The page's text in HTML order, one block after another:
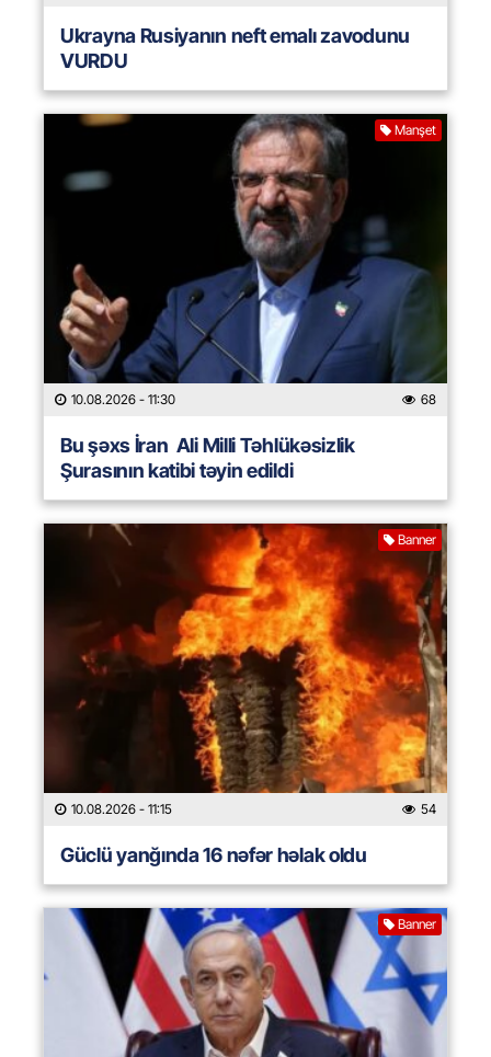
Ukrayna Rusiyanın neft emalı zavodunu
VURDU
Manşet
10.08.2026 - 11:30 68
Bu şəxs İran Ali Milli Təhlükəsizlik
Şurasının katibi təyin edildi
Banner
10.08.2026 - 11:15 54
Güclü yanğında 16 nəfər həlak oldu
Banner